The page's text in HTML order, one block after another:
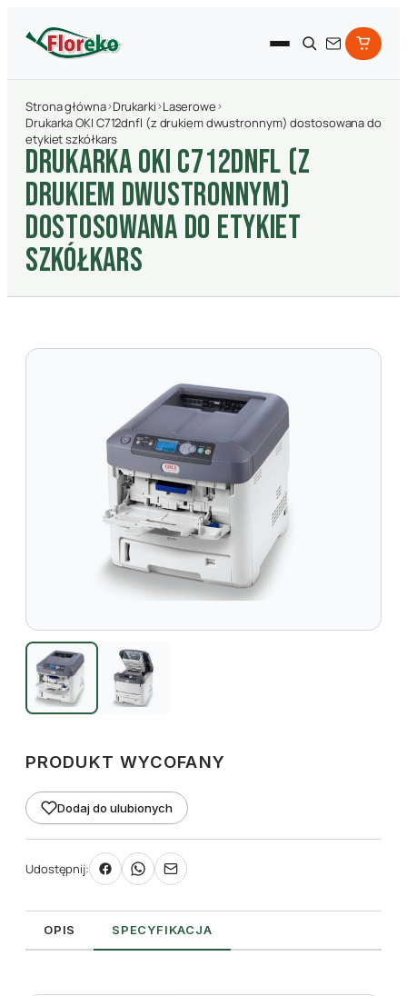
Strona główna›Drukarki›Laserowe›
Drukarka OKI C712dnfl (z drukiem dwustronnym) dostosowana do
etykiet szkółkars
DRUKARKA OKI C712DNFL (Z
DRUKIEM DWUSTRONNYM)
DOSTOSOWANA DO ETYKIET
SZKółKARS
PRODUKT WYCOFANY
Dodaj do ulubionych
Udostępnij:
OPIS SPECYFIKACJA